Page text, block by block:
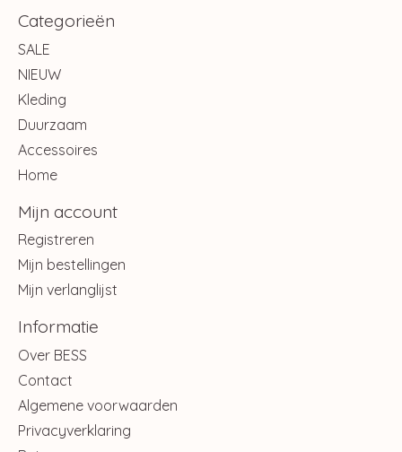
Categorieën
SALE
NIEUW
Kleding
Duurzaam
Accessoires
Home
Mijn account
Registreren
Mijn bestellingen
Mijn verlanglijst
Informatie
Over BESS
Contact
Algemene voorwaarden
Privacyverklaring